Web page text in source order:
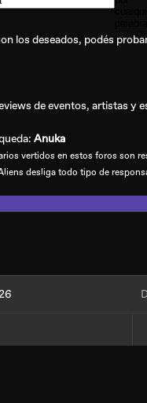
los deseados, podés
de eventos, artistas y
Anuka
vertidos en estos foros son
desliga todo tipo de